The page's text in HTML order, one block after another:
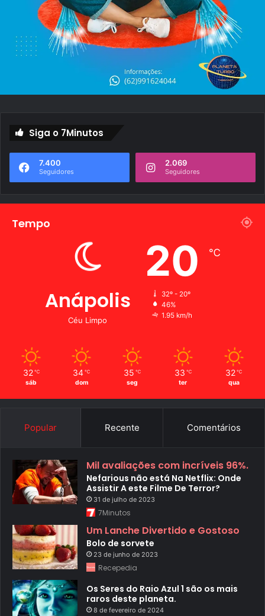
Siga o 7Minutos
7.400
Seguidores
2.069
Seguidores
Tempo
Anápolis
Céu Limpo
20 ℃
32º - 20º
46%
1.95 km/h
32 ℃
sáb
34 ℃
dom
35 ℃
seg
33 ℃
ter
32 ℃
qua
Popular Recente Comentários
Mil avaliações com incríveis 96%.
Nefarious não está Na Netflix: Onde
Assistir A este Filme De Terror?
31 de julho de 2023
7Minutos
Um Lanche Divertido e Gostoso
Bolo de sorvete
23 de junho de 2023
Recepedia
Os Seres do Raio Azul 1 são os mais
raros deste planeta.
8 de fevereiro de 2024